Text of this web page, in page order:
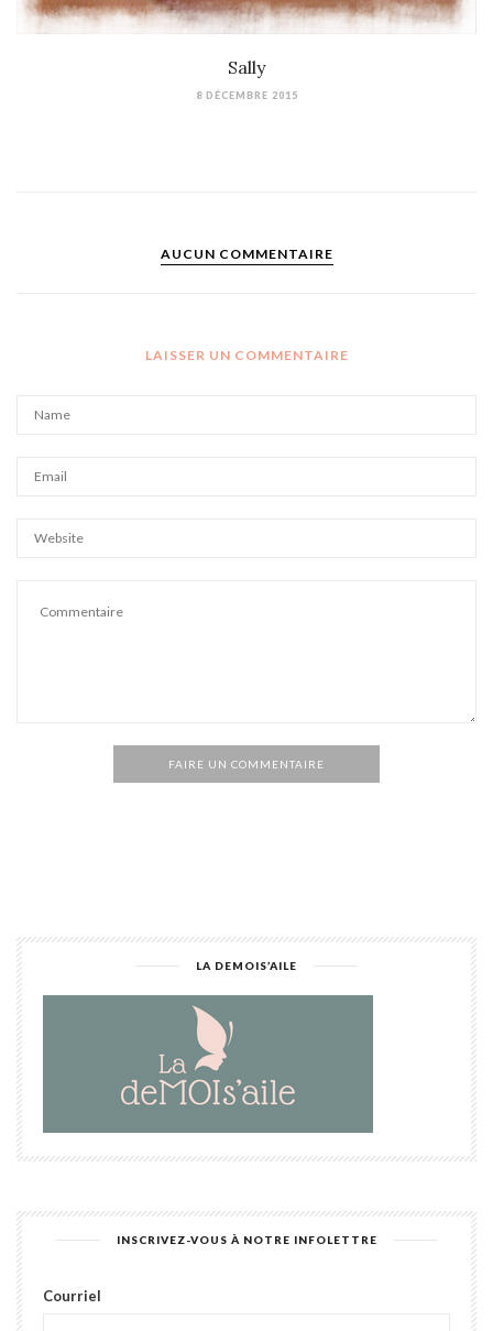
Sally
8 DÉCEMBRE 2015
AUCUN COMMENTAIRE
LAISSER UN COMMENTAIRE
FAIRE UN COMMENTAIRE
LA DEMOIS’AILE
INSCRIVEZ-VOUS À NOTRE INFOLETTRE
Courriel